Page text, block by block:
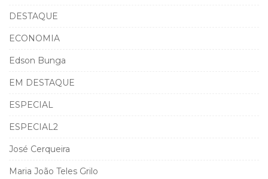
DESTAQUE
ECONOMIA
Edson Bunga
EM DESTAQUE
ESPECIAL
ESPECIAL2
José Cerqueira
Maria João Teles Grilo